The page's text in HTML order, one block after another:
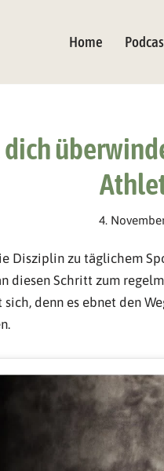
Home
dich
4.
Disziplin zu täglichem
diesen Schritt zum
denn es ebnet den